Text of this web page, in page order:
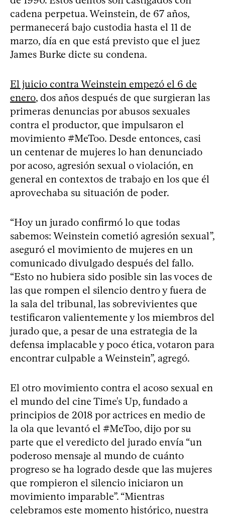
cadena perpetua. Weinstein, de 67 años,
permanecerá bajo custodia hasta el 11 de
marzo, día en que está previsto que el juez
James Burke dicte su condena.
El juicio contra Weinstein empezó el 6 de
enero, dos años después de que surgieran las
primeras denuncias por abusos sexuales
contra el productor, que impulsaron el
movimiento #MeToo. Desde entonces, casi
un centenar de mujeres lo han denunciado
por acoso, agresión sexual o violación, en
general en contextos de trabajo en los que él
aprovechaba su situación de poder.
“Hoy un jurado confirmó lo que todas
sabemos: Weinstein cometió agresión sexual”,
aseguró el movimiento de mujeres en un
comunicado divulgado después del fallo.
“Esto no hubiera sido posible sin las voces de
las que rompen el silencio dentro y fuera de
la sala del tribunal, las sobrevivientes que
testificaron valientemente y los miembros del
jurado que, a pesar de una estrategia de la
defensa implacable y poco ética, votaron para
encontrar culpable a Weinstein”, agregó.
El otro movimiento contra el acoso sexual en
el mundo del cine Time's Up, fundado a
principios de 2018 por actrices en medio de
la ola que levantó el #MeToo, dijo por su
parte que el veredicto del jurado envía “un
poderoso mensaje al mundo de cuánto
progreso se ha logrado desde que las mujeres
que rompieron el silencio iniciaron un
movimiento imparable”. “Mientras
celebramos este momento histórico, nuestra